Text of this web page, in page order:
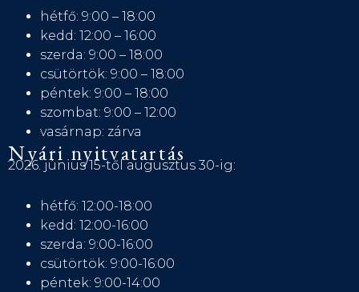
hétfő: 9:00 – 18:00
kedd: 12:00 – 16:00
szerda: 9:00 – 18:00
csütörtök: 9:00 – 18:00
péntek: 9:00 – 18:00
szombat: 9:00 – 12:00
vasárnap: zárva
Nyári nyitvatartás
2026. június 15-től augusztus 30-ig:
hétfő: 12:00-18:00
kedd: 12:00-16:00
szerda: 9:00-16:00
csütörtök: 9:00-16:00
péntek: 9:00-14:00